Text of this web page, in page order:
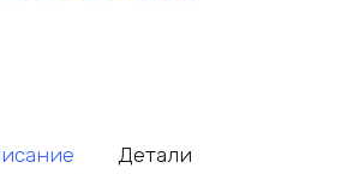
Детали